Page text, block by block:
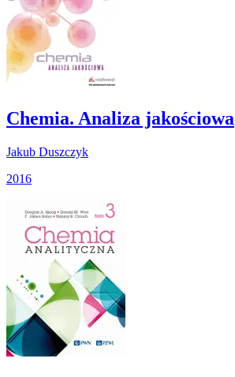
Chemia. Analiza jakościowa
Jakub Duszczyk
2016